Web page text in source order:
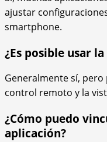
ajustar
smartphone.
¿Es posible usar
Generalmente sí,
control remoto y la
¿Cómo puedo
aplicación?